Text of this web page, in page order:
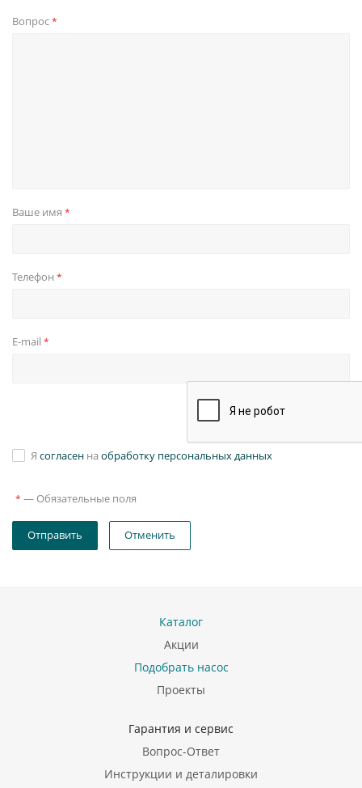
Вопрос*
Ваше имя *
Телефон *
E-mail *
Я согласен на обработку персональных данных
* — Обязательные поля
Отправить Отменить
Каталог
Акции
Подобрать насос
Проекты
Гарантия и сервис
Вопрос-Ответ
Инструкции и деталировки